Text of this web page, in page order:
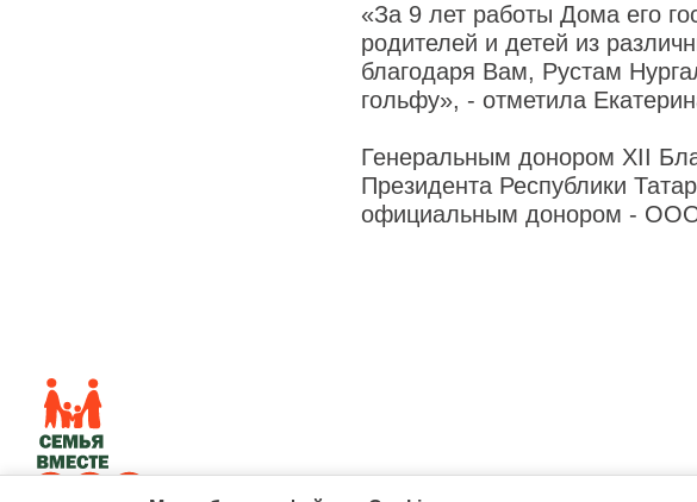
«За 9 лет работы Дома его
родителей и детей из
благодаря Вам, Рустам
гольфу», - отметила
Генеральным донором ХII
Президента Республики
официальным донором -